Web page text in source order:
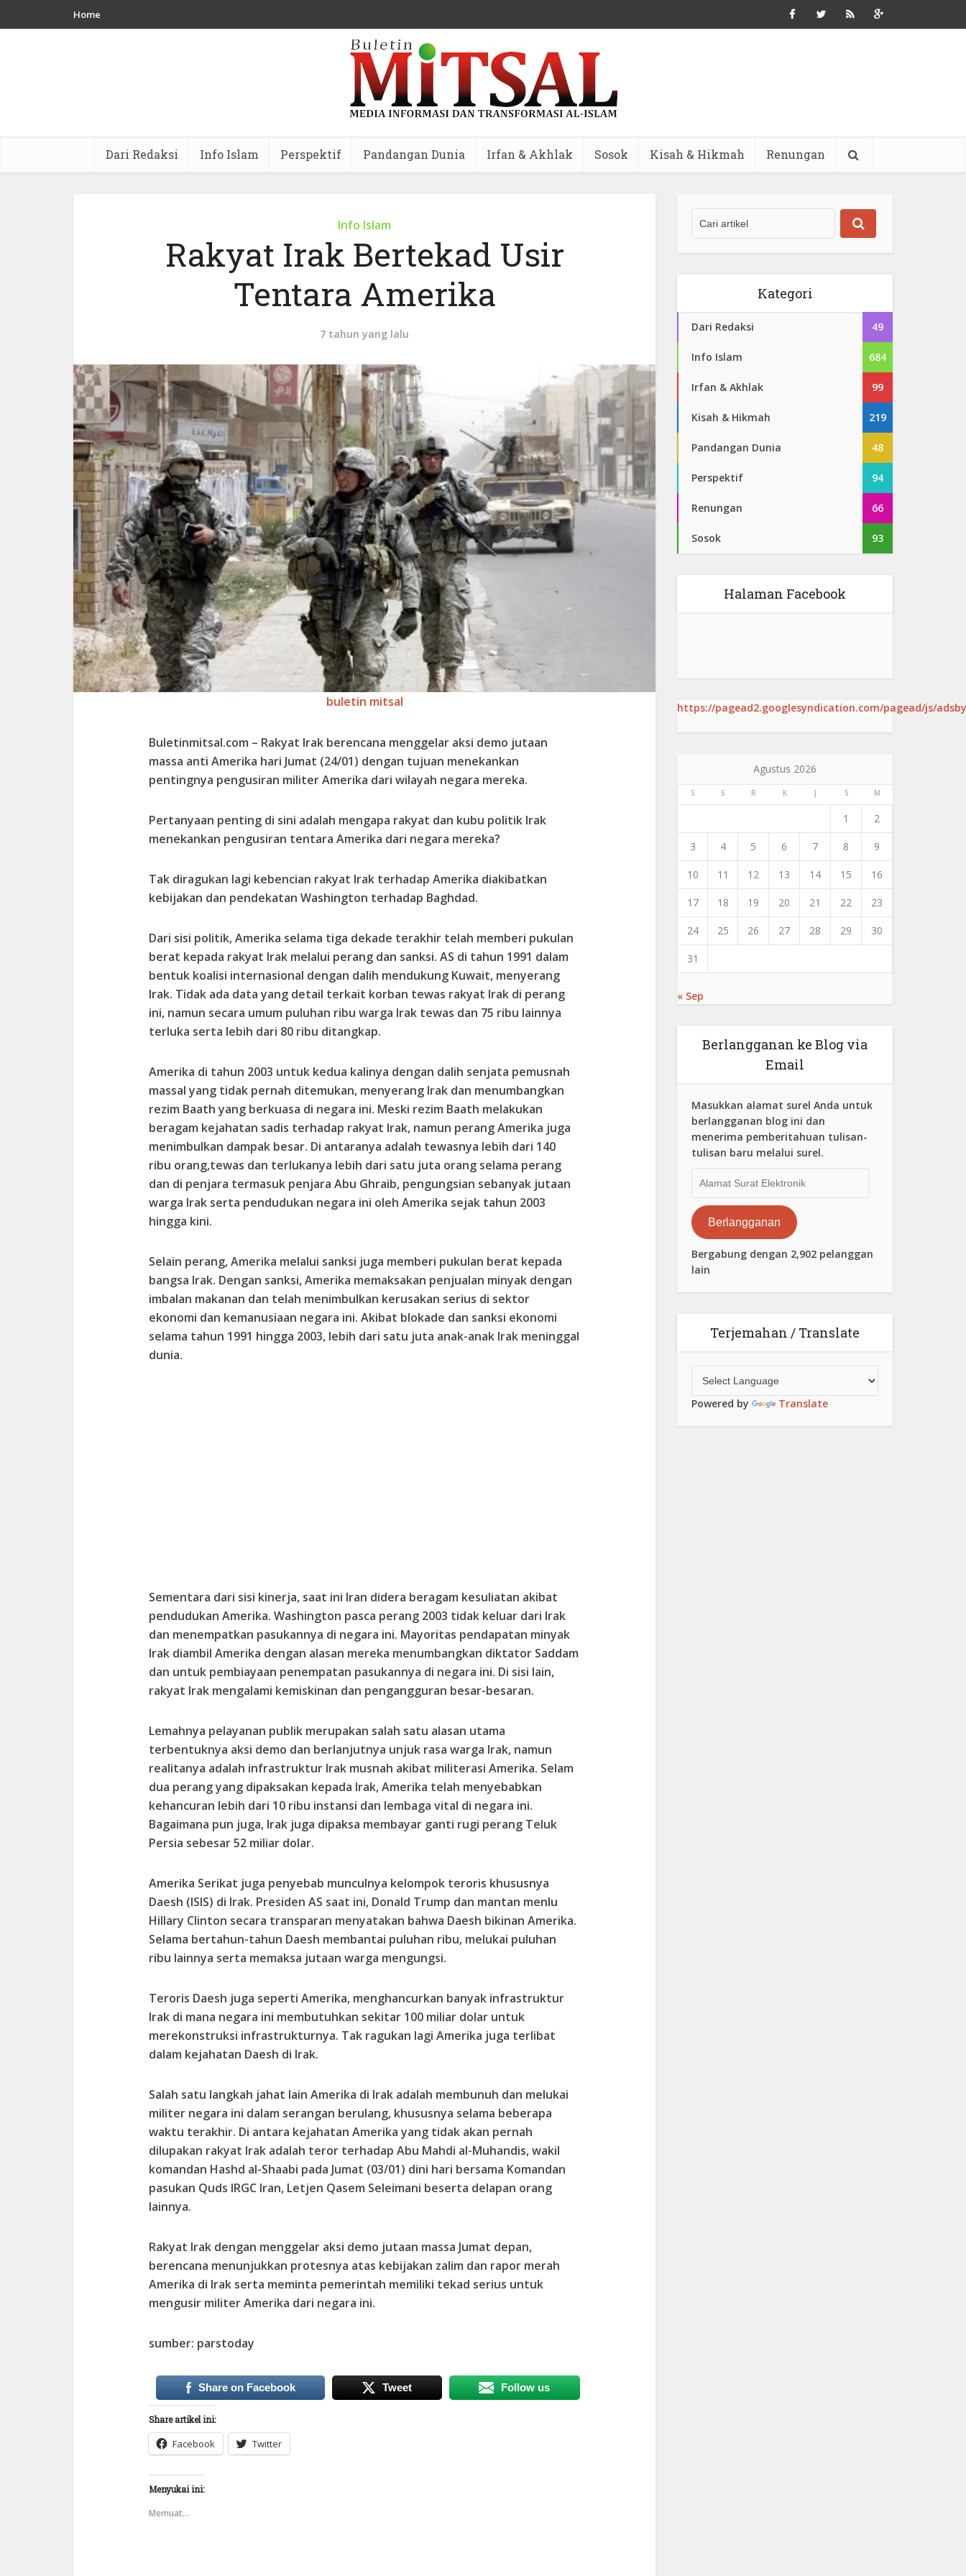
Home
Dari Redaksi Info Islam Perspektif Pandangan Dunia Irfan & Akhlak Sosok Kisah & Hikmah Renungan
Info Islam
Rakyat Irak Bertekad Usir
Tentara Amerika
7 tahun yang lalu
buletin mitsal
Buletinmitsal.com – Rakyat Irak berencana menggelar aksi demo jutaan
massa anti Amerika hari Jumat (24/01) dengan tujuan menekankan
pentingnya pengusiran militer Amerika dari wilayah negara mereka.
Pertanyaan penting di sini adalah mengapa rakyat dan kubu politik Irak
menekankan pengusiran tentara Amerika dari negara mereka?
Tak diragukan lagi kebencian rakyat Irak terhadap Amerika diakibatkan
kebijakan dan pendekatan Washington terhadap Baghdad.
Dari sisi politik, Amerika selama tiga dekade terakhir telah memberi pukulan
berat kepada rakyat Irak melalui perang dan sanksi. AS di tahun 1991 dalam
bentuk koalisi internasional dengan dalih mendukung Kuwait, menyerang
Irak. Tidak ada data yang detail terkait korban tewas rakyat Irak di perang
ini, namun secara umum puluhan ribu warga Irak tewas dan 75 ribu lainnya
terluka serta lebih dari 80 ribu ditangkap.
Amerika di tahun 2003 untuk kedua kalinya dengan dalih senjata pemusnah
massal yang tidak pernah ditemukan, menyerang Irak dan menumbangkan
rezim Baath yang berkuasa di negara ini. Meski rezim Baath melakukan
beragam kejahatan sadis terhadap rakyat Irak, namun perang Amerika juga
menimbulkan dampak besar. Di antaranya adalah tewasnya lebih dari 140
ribu orang,tewas dan terlukanya lebih dari satu juta orang selama perang
dan di penjara termasuk penjara Abu Ghraib, pengungsian sebanyak jutaan
warga Irak serta pendudukan negara ini oleh Amerika sejak tahun 2003
hingga kini.
Selain perang, Amerika melalui sanksi juga memberi pukulan berat kepada
bangsa Irak. Dengan sanksi, Amerika memaksakan penjualan minyak dengan
imbalan makanan dan telah menimbulkan kerusakan serius di sektor
ekonomi dan kemanusiaan negara ini. Akibat blokade dan sanksi ekonomi
selama tahun 1991 hingga 2003, lebih dari satu juta anak-anak Irak meninggal
dunia.
Sementara dari sisi kinerja, saat ini Iran didera beragam kesuliatan akibat
pendudukan Amerika. Washington pasca perang 2003 tidak keluar dari Irak
dan menempatkan pasukannya di negara ini. Mayoritas pendapatan minyak
Irak diambil Amerika dengan alasan mereka menumbangkan diktator Saddam
dan untuk pembiayaan penempatan pasukannya di negara ini. Di sisi lain,
rakyat Irak mengalami kemiskinan dan pengangguran besar-besaran.
Lemahnya pelayanan publik merupakan salah satu alasan utama
terbentuknya aksi demo dan berlanjutnya unjuk rasa warga Irak, namun
realitanya adalah infrastruktur Irak musnah akibat militerasi Amerika. Selam
dua perang yang dipaksakan kepada Irak, Amerika telah menyebabkan
kehancuran lebih dari 10 ribu instansi dan lembaga vital di negara ini.
Bagaimana pun juga, Irak juga dipaksa membayar ganti rugi perang Teluk
Persia sebesar 52 miliar dolar.
Amerika Serikat juga penyebab munculnya kelompok teroris khususnya
Daesh (ISIS) di Irak. Presiden AS saat ini, Donald Trump dan mantan menlu
Hillary Clinton secara transparan menyatakan bahwa Daesh bikinan Amerika.
Selama bertahun-tahun Daesh membantai puluhan ribu, melukai puluhan
ribu lainnya serta memaksa jutaan warga mengungsi.
Teroris Daesh juga seperti Amerika, menghancurkan banyak infrastruktur
Irak di mana negara ini membutuhkan sekitar 100 miliar dolar untuk
merekonstruksi infrastrukturnya. Tak ragukan lagi Amerika juga terlibat
dalam kejahatan Daesh di Irak.
Salah satu langkah jahat lain Amerika di Irak adalah membunuh dan melukai
militer negara ini dalam serangan berulang, khususnya selama beberapa
waktu terakhir. Di antara kejahatan Amerika yang tidak akan pernah
dilupakan rakyat Irak adalah teror terhadap Abu Mahdi al-Muhandis, wakil
komandan Hashd al-Shaabi pada Jumat (03/01) dini hari bersama Komandan
pasukan Quds IRGC Iran, Letjen Qasem Seleimani beserta delapan orang
lainnya.
Rakyat Irak dengan menggelar aksi demo jutaan massa Jumat depan,
berencana menunjukkan protesnya atas kebijakan zalim dan rapor merah
Amerika di Irak serta meminta pemerintah memiliki tekad serius untuk
mengusir militer Amerika dari negara ini.
sumber: parstoday
Share on Facebook Tweet Follow us
Share artikel ini:
Facebook Twitter
Menyukai ini:
Memuat...
Kategori
Dari Redaksi 49
Info Islam 684
Irfan & Akhlak 99
Kisah & Hikmah 219
Pandangan Dunia 48
Perspektif 94
Renungan 66
Sosok 93
Halaman Facebook
https://pagead2.googlesyndication.com/pagead/js/
Agustus 2026
S S R K J S M
1 2
3 4 5 6 7 8 9
10 11 12 13 14 15 16
17 18 19 20 21 22 23
24 25 26 27 28 29 30
31
« Sep
Berlangganan ke Blog via
Email
Masukkan alamat surel Anda untuk
berlangganan blog ini dan
menerima pemberitahuan tulisan-
tulisan baru melalui surel.
Surat
Elektronik
Berlangganan
Bergabung dengan 2,902 pelanggan
lain
Terjemahan / Translate
Powered by Translate